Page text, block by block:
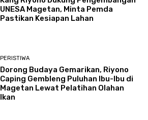
UNESA Magetan, Minta Pemda
Pastikan Kesiapan Lahan
PERISTIWA
Dorong Budaya Gemarikan, Riyono
Caping Gembleng Puluhan Ibu-Ibu di
Magetan Lewat Pelatihan Olahan
Ikan